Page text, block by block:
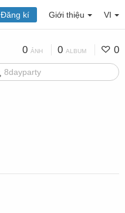
Đăng kí Giới thiệu VI
0 ẢNH 0 ALBUM 0